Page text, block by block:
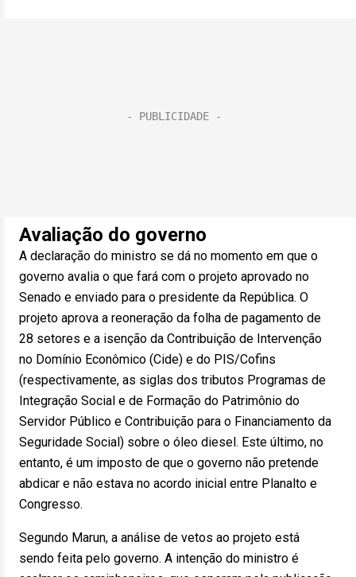
Avaliação do governo
A declaração do ministro se dá no momento em que o
governo avalia o que fará com o projeto aprovado no
Senado e enviado para o presidente da República. O
projeto aprova a reoneração da folha de pagamento de
28 setores e a isenção da Contribuição de Intervenção
no Domínio Econômico (Cide) e do PIS/Cofins
(respectivamente, as siglas dos tributos Programas de
Integração Social e de Formação do Patrimônio do
Servidor Público e Contribuição para o Financiamento da
Seguridade Social) sobre o óleo diesel. Este último, no
entanto, é um imposto de que o governo não pretende
abdicar e não estava no acordo inicial entre Planalto e
Congresso.
Segundo Marun, a análise de vetos ao projeto está
sendo feita pelo governo. A intenção do ministro é